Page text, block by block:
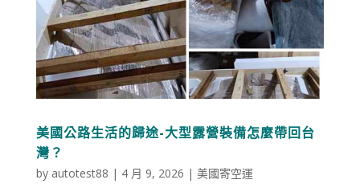
美國公路生活的歸途-大型露營裝備怎麼帶回台
灣？
by autotest88 | 4 月 9, 2026 | 美國寄空運